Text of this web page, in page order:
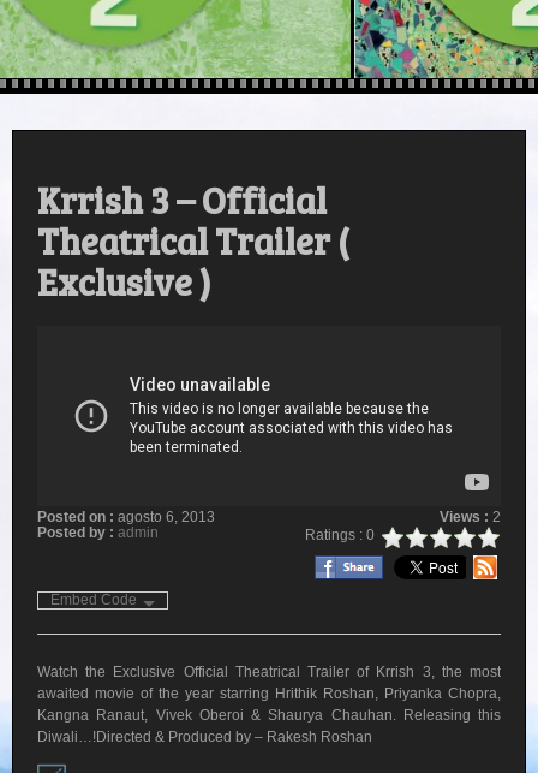
Krrish 3 – Official
Theatrical Trailer (
Exclusive )
Posted on : agosto 6, 2013 Views : 2
Posted by : admin Ratings : 0
Embed Code
Watch the Exclusive Official Theatrical Trailer of Krrish 3, the most
awaited movie of the year starring Hrithik Roshan, Priyanka Chopra,
Kangna Ranaut, Vivek Oberoi & Shaurya Chauhan. Releasing this
Diwali…!Directed & Produced by – Rakesh Roshan